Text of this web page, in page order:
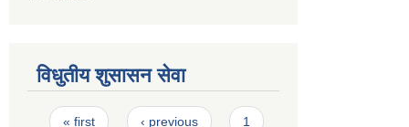
विधुतीय शुसासन सेवा
Pages
« first ‹ previous
1